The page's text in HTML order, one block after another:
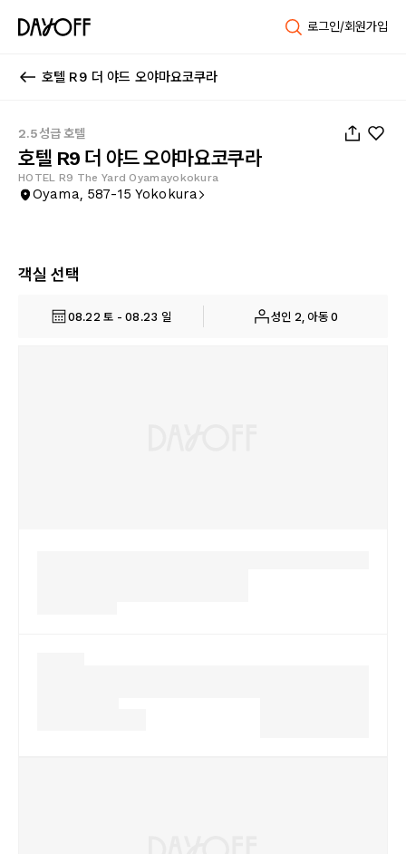
로그인/회원가입
호텔 R9 더 야드 오야마요코쿠라
2.5성급 호텔
호텔 R9 더 야드 오야마요코쿠라
HOTEL R9 The Yard Oyamayokokura
Oyama, 587-15 Yokokura
객실 선택
08.22 토 - 08.23 일 성인 2, 아동 0